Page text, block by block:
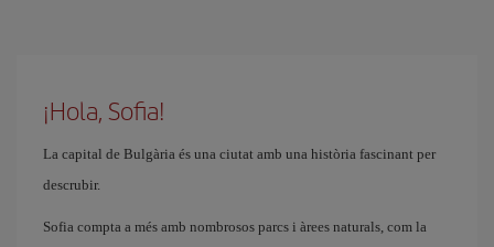
¡Hola, Sofia!
La capital de Bulgària és una ciutat amb una història fascinant per
descrubir.
Sofia compta a més amb nombrosos parcs i àrees naturals, com la